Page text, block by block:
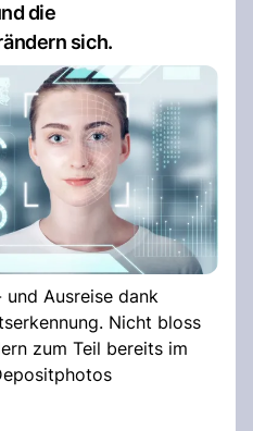
die
sich.
Ausreise dank
Nicht bloss
zum Teil bereits im